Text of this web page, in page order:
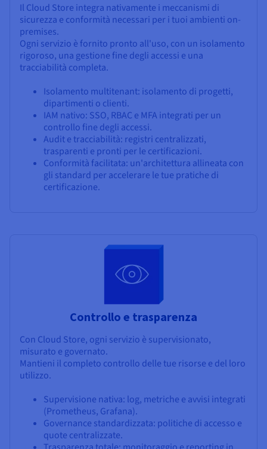
Il Cloud Store integra nativamente i meccanismi di
sicurezza e conformità necessari per i tuoi ambienti on-
premises.
Ogni servizio è fornito pronto all'uso, con un isolamento
rigoroso, una gestione fine degli accessi e una
tracciabilità completa.
Isolamento multitenant: isolamento di progetti,
dipartimenti o clienti.
IAM nativo: SSO, RBAC e MFA integrati per un
controllo fine degli accessi.
Audit e tracciabilità: registri centralizzati,
trasparenti e pronti per le certificazioni.
Conformità facilitata: un'architettura allineata con
gli standard per accelerare le tue pratiche di
certificazione.
Controllo e trasparenza
Con Cloud Store, ogni servizio è supervisionato,
misurato e governato.
Mantieni il completo controllo delle tue risorse e del loro
utilizzo.
Supervisione nativa: log, metriche e avvisi integrati
(Prometheus, Grafana).
Governance standardizzata: politiche di accesso e
quote centralizzate.